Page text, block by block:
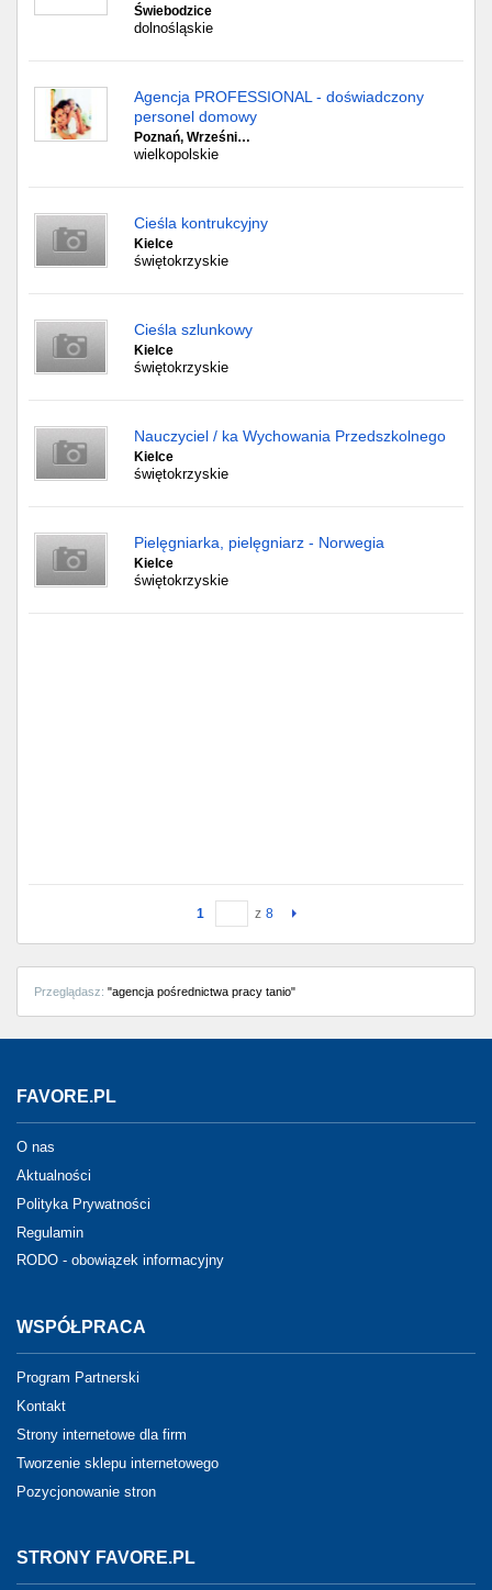
Świebodzice
dolnośląskie
Agencja PROFESSIONAL - doświadczony
personel domowy
Poznań, Wrześni…
wielkopolskie
Cieśla kontrukcyjny
Kielce
świętokrzyskie
Cieśla szlunkowy
Kielce
świętokrzyskie
Nauczyciel / ka Wychowania Przedszkolnego
Kielce
świętokrzyskie
Pielęgniarka, pielęgniarz - Norwegia
Kielce
świętokrzyskie
1 z 8
Przeglądasz: "agencja pośrednictwa pracy tanio"
FAVORE.PL
O nas
Aktualności
Polityka Prywatności
Regulamin
RODO - obowiązek informacyjny
WSPÓŁPRACA
Program Partnerski
Kontakt
Strony internetowe dla firm
Tworzenie sklepu internetowego
Pozycjonowanie stron
STRONY FAVORE.PL